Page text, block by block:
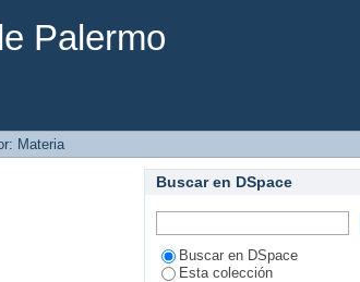
Palermo
Materia
Buscar en DSpace
Buscar en DSpace
Esta colección